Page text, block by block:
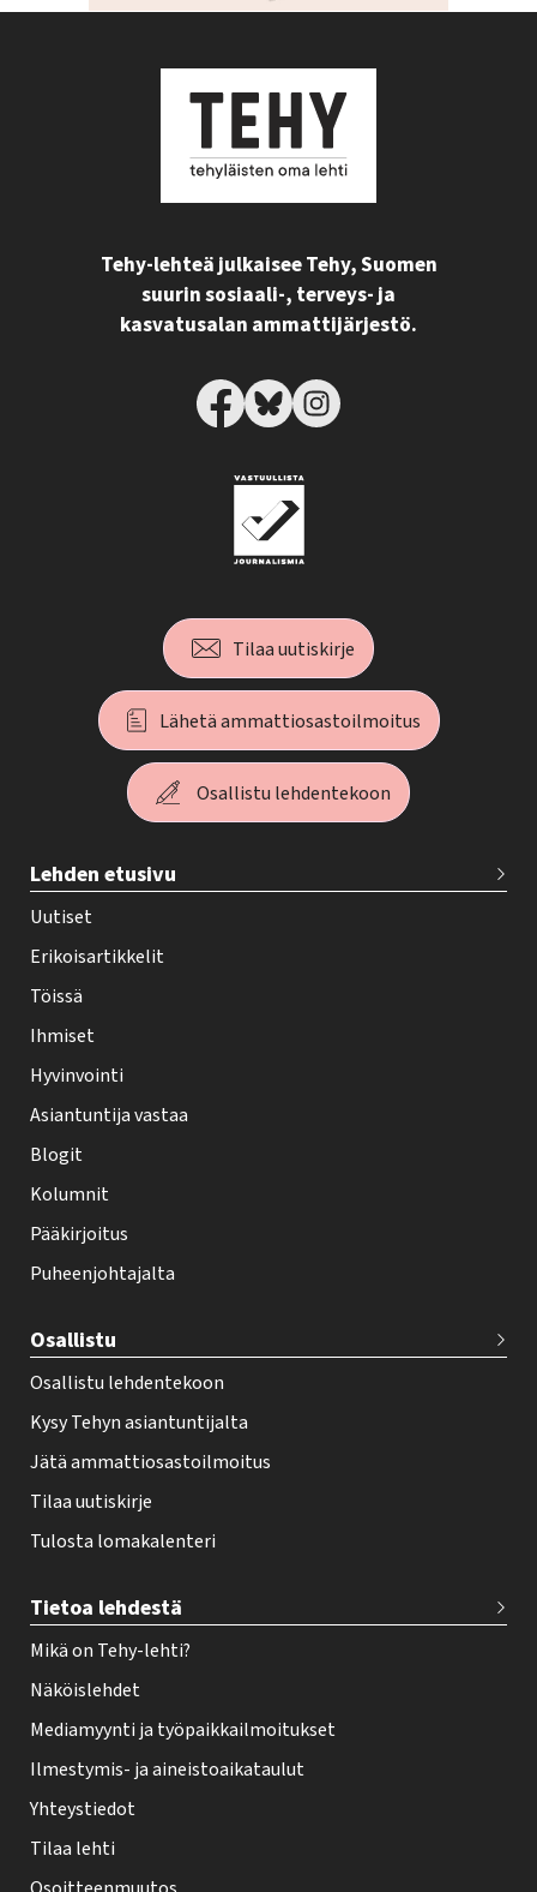
Tehy-lehteä julkaisee Tehy, Suomen
suurin sosiaali-, terveys- ja
kasvatusalan ammattijärjestö.
Tilaa uutiskirje
Lähetä ammattiosastoilmoitus
Osallistu lehdentekoon
e
h
y
-
e
h
t
i
f
o
t
r
Lehden etusivu
Uutiset
Erikoisartikkelit
Töissä
Ihmiset
Hyvinvointi
Asiantuntija vastaa
Blogit
Kolumnit
Pääkirjoitus
Puheenjohtajalta
Osallistu
Osallistu lehdentekoon
Kysy Tehyn asiantuntijalta
Jätä ammattiosastoilmoitus
Tilaa uutiskirje
Tulosta lomakalenteri
Tietoa lehdestä
Mikä on Tehy-lehti?
Näköislehdet
Mediamyynti ja työpaikkailmoitukset
Ilmestymis- ja aineistoaikataulut
Yhteystiedot
Tilaa lehti